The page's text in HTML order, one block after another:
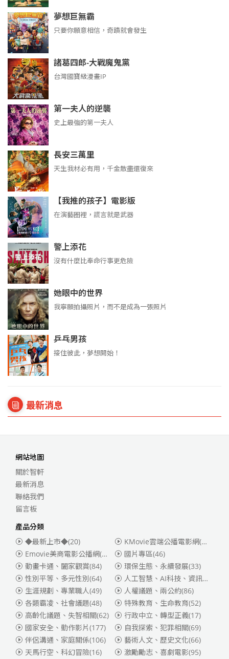
夢想巨無霸
只要你願意相信，奇蹟就會發生
諸葛四郎-大戰魔鬼黨
台灣國寶級漫畫IP
第一夫人的逆襲
史上最強的第一夫人
長安三萬里
天生我材必有用，千金散盡還復來
【我推的孩子】電影版
在演藝圈裡，謊言就是武器
警上添花
沒有什麼比奉命行事更危險
她眼中的世界
我寧願拍攝照片，而不是成為一張照片
乒乓男孩
接住彼此，夢想開始！
最新消息
網站地圖
關於智軒
最新消息
聯絡我們
留言板
產品分類
◆最新上市◆(20)
KMovie雲端公播電影網(迪士尼、福斯、索尼)
Emovie美商電影公播網(華納)
(186)
國片專區(46)
動畫卡通、闔家觀賞(84) 環保生態、永續發展(33)
性別平等、多元性別(64) 人工智慧、AI科技、資訊安全
生涯規劃、專業職人(49) 人權議題、兩公約(86)
各類霸凌、社會議題(48) 特殊教育、生命教育(52)
高齡化議題、失智相關(62) 行政中立、轉型正義(17)
國家安全、動作影片(177) 自我探索、犯罪相關(69)
伴侶溝通、家庭關係(106) 藝術人文、歷史文化(66)
天馬行空、科幻冒險(16) 激勵勵志、喜劇電影(95)